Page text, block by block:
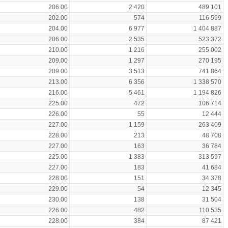
206.00 2 420
489 101
202.00
574
116 599
204.00
6 977
1 404 887
206.00
2 535
523 372
210.00
1 216
255 002
209.00
1 297
270 195
209.00
3 513
741 864
213.00
6 356
1 338 570
216.00
5 461
1 194 826
225.00
472
106 714
226.00
55
12 444
227.00
1 159
263 409
228.00
213
48 708
227.00
163
36 784
225.00
1 383
313 597
227.00
183
41 684
228.00
151
34 378
229.00
54
12 345
230.00
138
31 504
226.00
482
110 535
228.00
384 87 421